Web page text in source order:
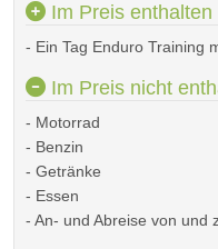
Im Preis enthalten
- Ein Tag Enduro Training
Im Preis nicht
- Motorrad
- Benzin
- Getränke
- Essen
- An- und Abreise von und